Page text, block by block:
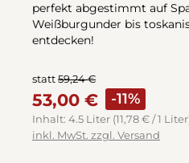
perfekt abgestimmt auf
Weißburgunder bis
entdecken!
statt59,24 €
53,00 € -11%
Inhalt: 4.5 Liter (11,78 € / 1
inkl. MwSt. zzgl. Versand